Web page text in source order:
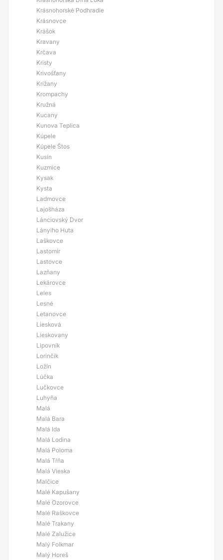
Krásnohorské Podhradie
Krásnovce
Krášok
Kravany
Krčava
Kristy
Krivošťany
Krížany
Krompachy
Kružná
Kucany
Kunova Teplica
Kúpele
Kúpele Štos
Kusín
Kuzmice
Kysak
Kysta
Ladmovce
Lajošháza
Lánciovský Dvor
Lányiho Huta
Laškovce
Lastomír
Lastovce
Lazňany
Lekárovce
Leles
Lesné
Letanovce
Liesková
Lieskovany
Lipovník
Lorinčík
Ložín
Lúčka
Lučkovce
Luhyňa
Malá
Malá Bara
Malá Ida
Malá Lodina
Malá Poloma
Malá Tŕňa
Malá Vieska
Malčice
Malé Kapušany
Malé Ozorovce
Malé Raškovce
Malé Trakany
Malé Zalužice
Malý Folkmar
Malý Horeš